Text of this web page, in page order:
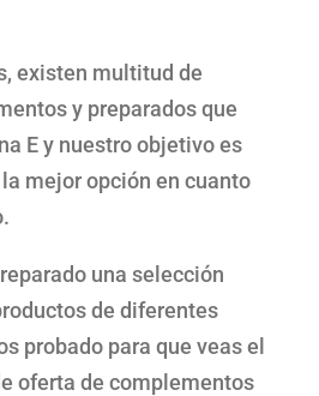
existen multitud de
y preparados que
E y nuestro objetivo es
mejor opción en cuanto
una selección
de diferentes
probado para que veas el
oferta de complementos